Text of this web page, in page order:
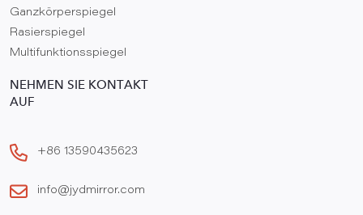
Ganzkörperspiegel
Rasierspiegel
Multifunktionsspiegel
NEHMEN SIE KONTAKT
AUF
+86 13590435623
info@jydmirror.com